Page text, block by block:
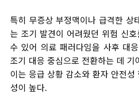
특히 무증상 부정맥이나 급격한 상
는 조기 발견이 어려웠던 위험 신
수 있어 의료 패러다임을 사후 대
조기 대응 중심으로 전환하는 데 기
이는 응급 상황 감소와 환자 안전성
성이 높다.